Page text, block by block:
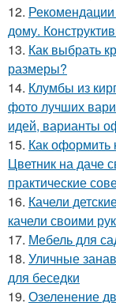
12.
дому.
13. Как выбрать
размеры?
14. Клумбы из
фото лучших
идей, варианты
15. Как оформить
Цветник на даче
практические
16. Качели
качели своими
17. Мебель для
18. Уличные
для беседки
19. Озеленение